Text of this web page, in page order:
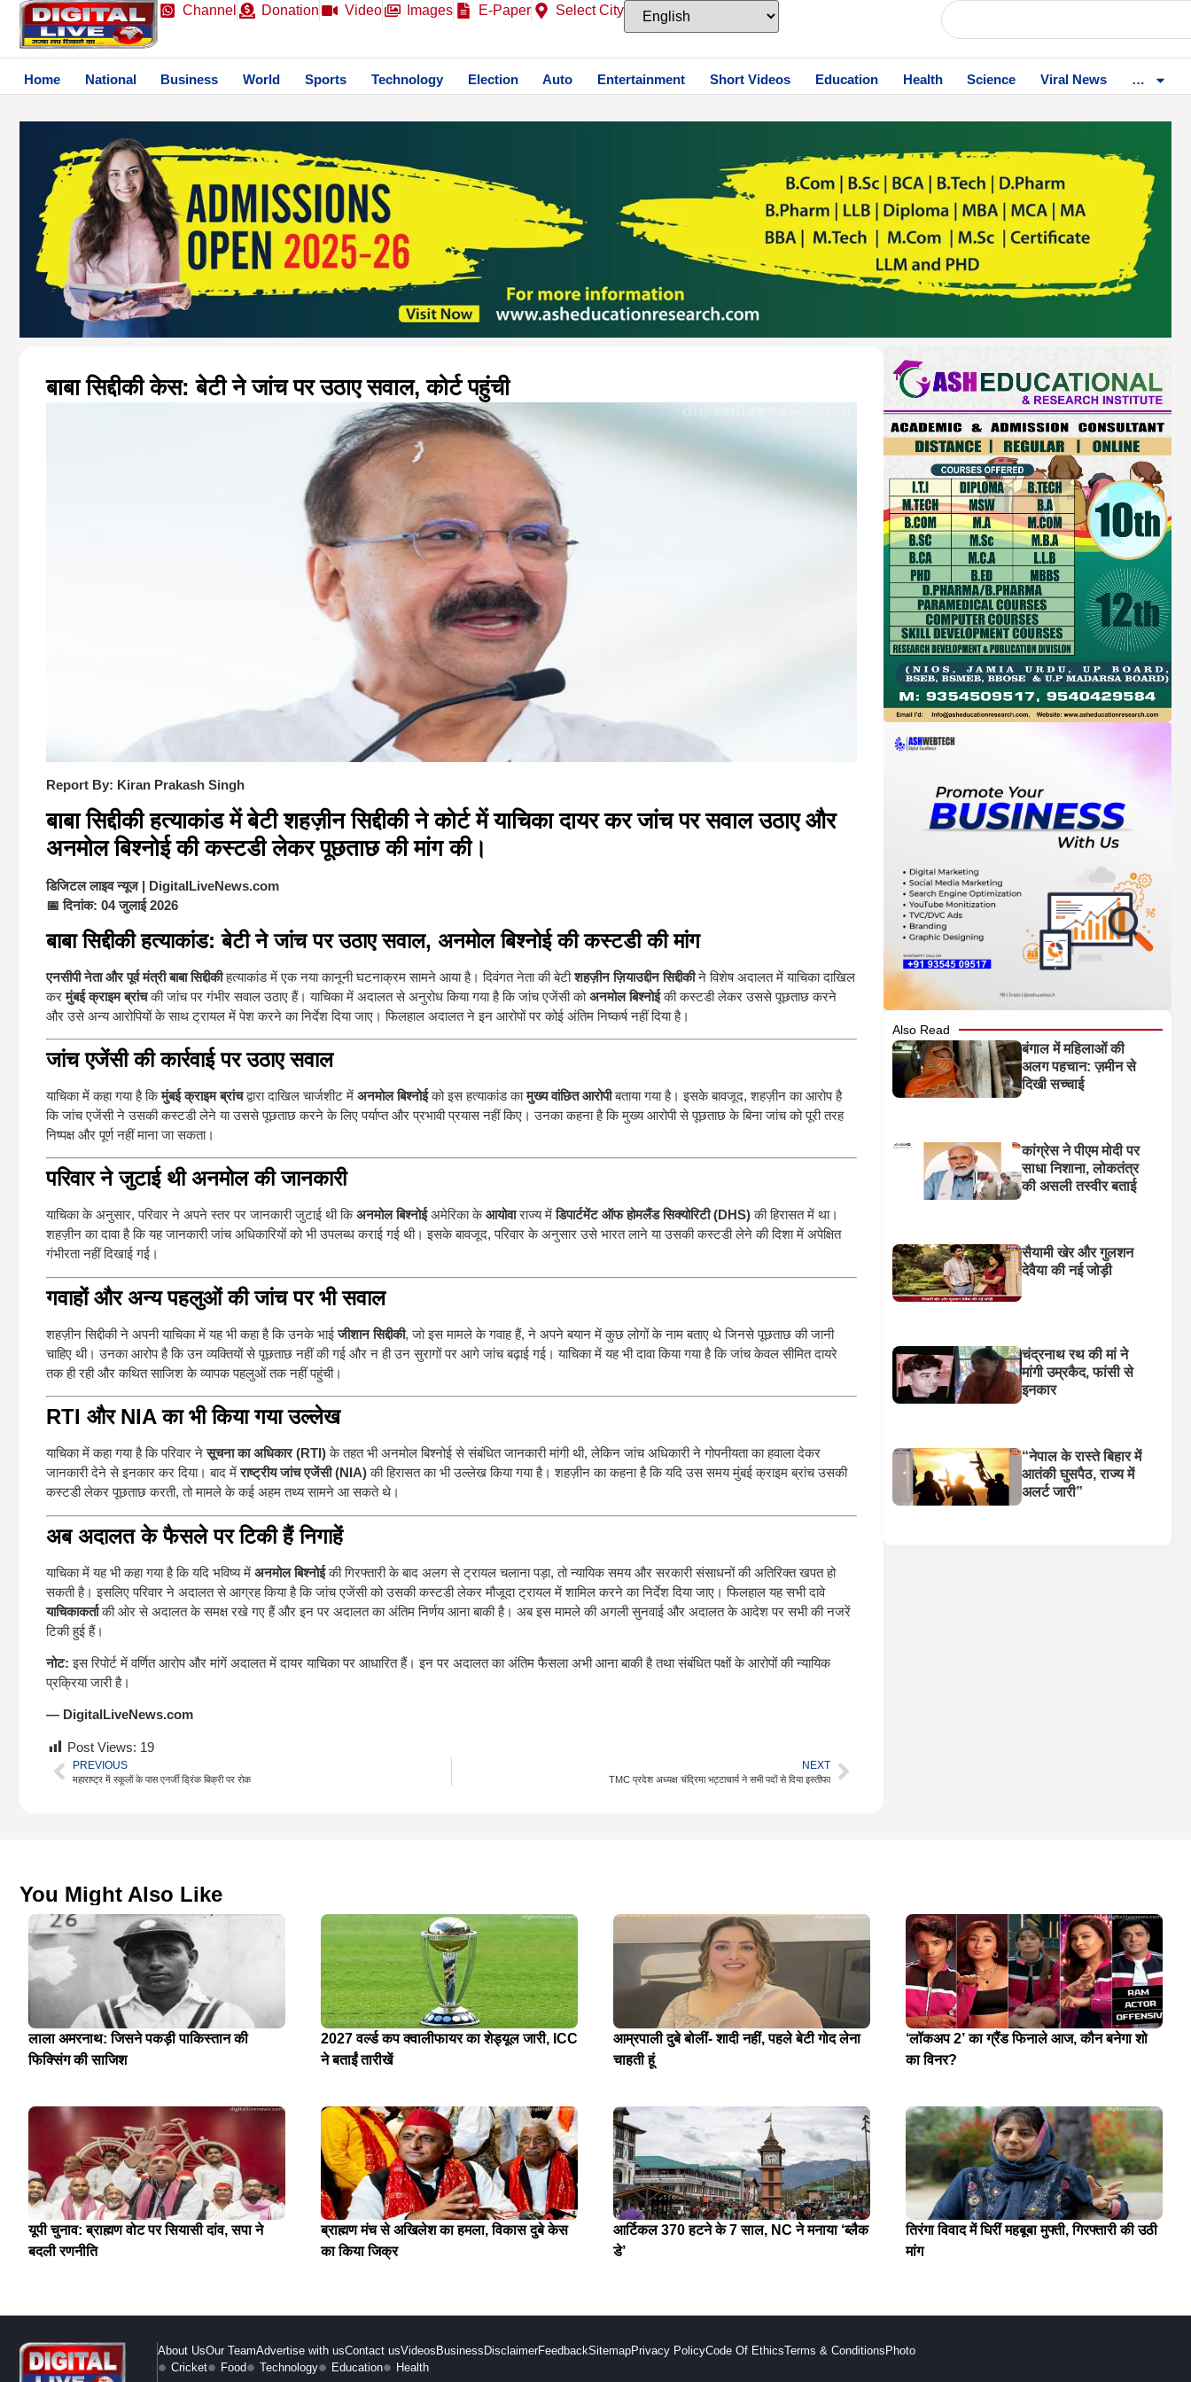
Channel Donation Video Images E-Paper Select City
Home National Business World Sports Technology Election Auto Entertainment Short Videos Education Health Science Viral News …
बाबा सिद्दीकी केस: बेटी ने जांच पर उठाए सवाल, कोर्ट पहुंची
Report By: Kiran Prakash Singh
बाबा सिद्दीकी हत्याकांडमें बेटीशहज़ीन सिद्दीकीने कोर्ट में याचिका दायर कर जांच पर सवाल उठाए और
अनमोल बिश्नोईकी कस्टडी लेकर पूछताछ की मांग की।
डिजिटल लाइव न्यूज | DigitalLiveNews.com
📅 दिनांक: 04 जुलाई 2026
बाबा सिद्दीकी हत्याकांड: बेटी ने जांच पर उठाए सवाल, अनमोल बिश्नोई की कस्टडी की मांग
एनसीपी नेता और पूर्व मंत्री बाबा सिद्दीकीहत्याकांड में एक नया कानूनी घटनाक्रम सामने आया है। दिवंगत नेता की बेटीशहज़ीन ज़ियाउद्दीन सिद्दीकीने विशेष अदालत में याचिका दाखिल
करमुंबई क्राइम ब्रांचकी जांच पर गंभीर सवाल उठाए हैं। याचिका में अदालत से अनुरोध किया गया है कि जांच एजेंसी कोअनमोल बिश्नोईकी कस्टडी लेकर उससे पूछताछ करने
और उसे अन्य आरोपियों के साथ ट्रायल में पेश करने का निर्देश दिया जाए। फिलहाल अदालत ने इन आरोपों पर कोई अंतिम निष्कर्ष नहीं दिया है।
जांच एजेंसी की कार्रवाई पर उठाए सवाल
याचिका में कहा गया है किमुंबई क्राइम ब्रांचद्वारा दाखिल चार्जशीट में अनमोल बिश्नोईको इस हत्याकांड कामुख्य वांछित आरोपीबताया गया है। इसके बावजूद, शहज़ीन का आरोप है
कि जांच एजेंसी ने उसकी कस्टडी लेने या उससे पूछताछ करने के लिए पर्याप्त और प्रभावी प्रयास नहीं किए। उनका कहना है कि मुख्य आरोपी से पूछताछ के बिना जांच को पूरी तरह
निष्पक्ष और पूर्ण नहीं माना जा सकता।
परिवार ने जुटाई थी अनमोल की जानकारी
याचिका के अनुसार, परिवार ने अपने स्तर पर जानकारी जुटाई थी किअनमोल बिश्नोईअमेरिका केआयोवाराज्य मेंडिपार्टमेंट ऑफ होमलैंड सिक्योरिटी (DHS)की हिरासत में था।
शहज़ीन का दावा है कि यह जानकारी जांच अधिकारियों को भी उपलब्ध कराई गई थी। इसके बावजूद, परिवार के अनुसार उसे भारत लाने या उसकी कस्टडी लेने की दिशा में अपेक्षित
गंभीरता नहीं दिखाई गई।
गवाहों और अन्य पहलुओं की जांच पर भी सवाल
शहज़ीन सिद्दीकी ने अपनी याचिका में यह भी कहा है कि उनके भाईजीशान सिद्दीकी, जो इस मामले के गवाह हैं, ने अपने बयान में कुछ लोगों के नाम बताए थे जिनसे पूछताछ की जानी
चाहिए थी। उनका आरोप है कि उन व्यक्तियों से पूछताछ नहीं की गई और न ही उन सुरागों पर आगे जांच बढ़ाई गई। याचिका में यह भी दावा किया गया है कि जांच केवल सीमित दायरे
तक ही रही और कथित साजिश के व्यापक पहलुओं तक नहीं पहुंची।
RTI और NIA का भी किया गया उल्लेख
याचिका में कहा गया है कि परिवार नेसूचना का अधिकार (RTI)के तहत भी अनमोल बिश्नोई से संबंधित जानकारी मांगी थी, लेकिन जांच अधिकारी ने गोपनीयता का हवाला देकर
जानकारी देने से इनकार कर दिया। बाद मेंराष्ट्रीय जांच एजेंसी (NIA)की हिरासत का भी उल्लेख किया गया है। शहज़ीन का कहना है कि यदि उस समय मुंबई क्राइम ब्रांच उसकी
कस्टडी लेकर पूछताछ करती, तो मामले के कई अहम तथ्य सामने आ सकते थे।
अब अदालत के फैसले पर टिकी हैं निगाहें
याचिका में यह भी कहा गया है कि यदि भविष्य में अनमोल बिश्नोईकी गिरफ्तारी के बाद अलग से ट्रायल चलाना पड़ा, तो न्यायिक समय और सरकारी संसाधनों की अतिरिक्त खपत हो
सकती है। इसलिए परिवार ने अदालत से आग्रह किया है कि जांच एजेंसी को उसकी कस्टडी लेकर मौजूदा ट्रायल में शामिल करने का निर्देश दिया जाए। फिलहाल यह सभी दावे
याचिकाकर्ताकी ओर से अदालत के समक्ष रखे गए हैं और इन पर अदालत का अंतिम निर्णय आना बाकी है। अब इस मामले की अगली सुनवाई और अदालत के आदेश पर सभी की नजरें
टिकी हुई हैं।
नोट: इस रिपोर्ट में वर्णित आरोप और मांगें अदालत में दायर याचिका पर आधारित हैं। इन पर अदालत का अंतिम फैसला अभी आना बाकी है तथा संबंधित पक्षों के आरोपों की न्यायिक
प्रक्रिया जारी है।
— DigitalLiveNews.com
Post Views: 19
PREVIOUS
महाराष्ट्र में स्कूलों के पास एनर्जी ड्रिंक बिक्री पर रोक
NEXT
TMC प्रदेश अध्यक्ष चंद्रिमा भट्टाचार्य ने सभी पदों से दिया इस्तीफा
Also Read
बंगाल में महिलाओं की
अलग पहचान: ज़मीन से
दिखी सच्चाई
कांग्रेस ने पीएम मोदी पर
साधा निशाना, लोकतंत्र
की असली तस्वीर बताई
सैयामी खेर और गुलशन
देवैया की नई जोड़ी
चंद्रनाथ रथ की मां ने
मांगी उम्रकैद, फांसी से
इनकार
“नेपाल के रास्ते बिहार में
आतंकी घुसपैठ, राज्य में
अलर्ट जारी”
You Might Also Like
लाला अमरनाथ: जिसने पकड़ी पाकिस्तान की
फिक्सिंग की साजिश
2027 वर्ल्ड कप क्वालीफायर का शेड्यूल जारी, ICC
ने बताईं तारीखें
आम्रपाली दुबे बोलीं- शादी नहीं, पहले बेटी गोद लेना
चाहती हूं
‘लॉकअप 2’ का ग्रैंड फिनाले आज, कौन बनेगा शो
का विनर?
यूपी चुनाव: ब्राह्मण वोट पर सियासी दांव, सपा ने
बदली रणनीति
ब्राह्मण मंच से अखिलेश का हमला, विकास दुबे केस
का किया जिक्र
आर्टिकल 370 हटने के 7 साल, NC ने मनाया ‘ब्लैक
डे’
तिरंगा विवाद में घिरीं महबूबा मुफ्ती, गिरफ्तारी की उठी
मांग
About UsOur TeamAdvertise with usContact usVideos Business DisclaimerFeedbackSitemapPrivacy PolicyCode Of EthicsTerms & Conditions Photo
Cricket
Food Technology Education Health